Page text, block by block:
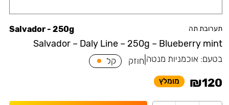
תערובת תה
Salvador – Daly Line – 250g – Blueberry mint
Salvador - 250g
בטעם: אוכמניות מנטה חוזק קל
₪120 מומלץ